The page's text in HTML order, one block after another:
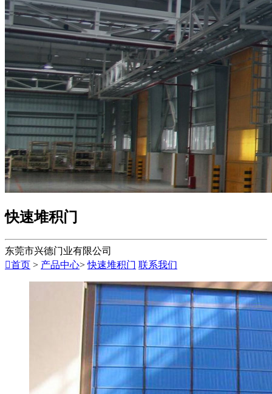
快速堆积门
东莞市兴德门业有限公司
首页 > 产品中心>快速堆积门 联系我们